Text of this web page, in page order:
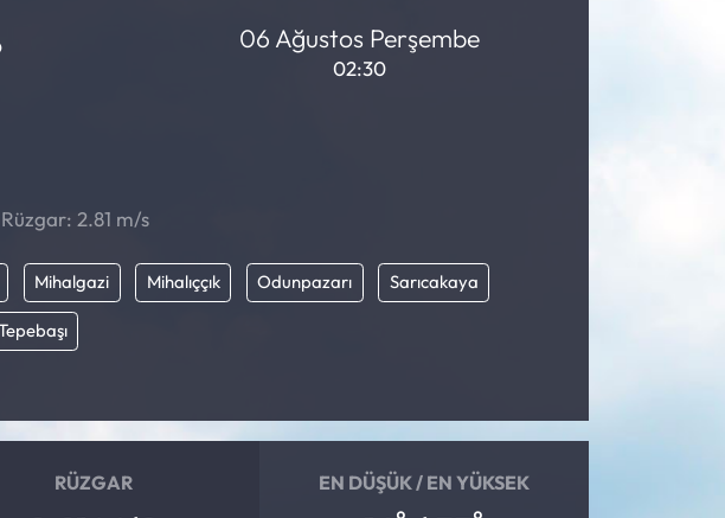
06 Ağustos Perşembe
02:30
2.81 m/s
Mihalgazi Mihalıççık Odunpazarı Sarıcakaya
RÜZGAR EN DÜŞÜK / EN YÜKSEK